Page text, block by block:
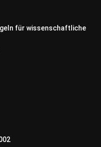
für wissenschaftliche